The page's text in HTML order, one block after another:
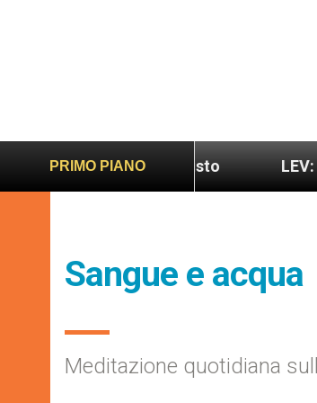
PRIMO PIANO
più sano e giusto LEV: “Papa
Sangue e acqua
Meditazione quotidiana